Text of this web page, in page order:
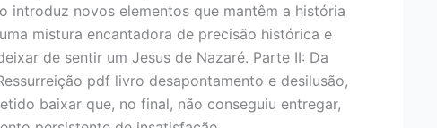
introduz novos elementos que mantêm a história
mistura encantadora de precisão histórica e
de sentir um Jesus de Nazaré. Parte II: Da
pdf livro desapontamento e desilusão,
baixar que, no final, não conseguiu entregar,